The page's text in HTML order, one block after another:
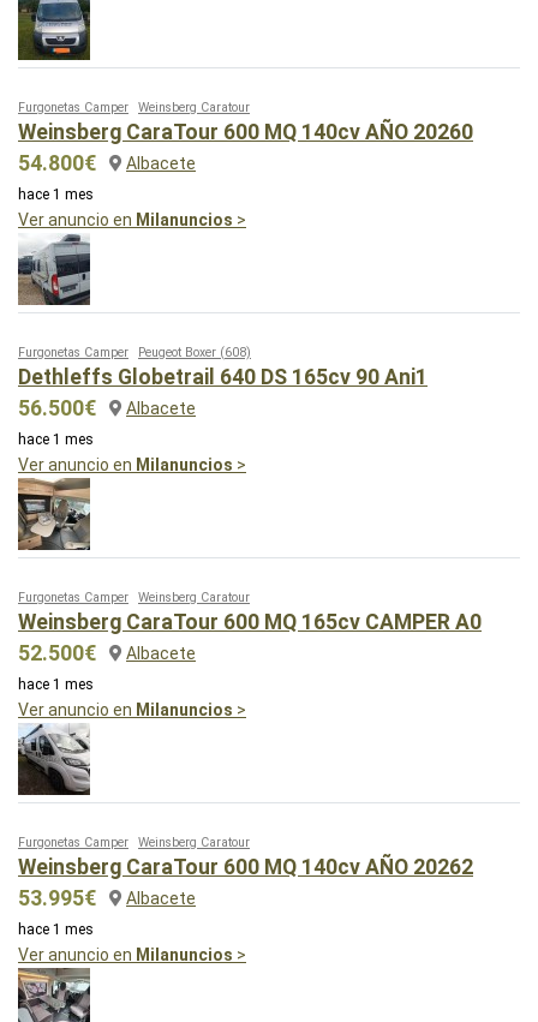
Furgonetas Camper Weinsberg Caratour
Weinsberg CaraTour 600 MQ 140cv AÑO 20260
54.800€
Albacete
hace 1 mes
Ver anuncio en Milanuncios >
Furgonetas Camper Peugeot Boxer (608)
Dethleffs Globetrail 640 DS 165cv 90 Ani1
56.500€
Albacete
hace 1 mes
Ver anuncio en Milanuncios >
Furgonetas Camper Weinsberg Caratour
Weinsberg CaraTour 600 MQ 165cv CAMPER A0
52.500€
Albacete
hace 1 mes
Ver anuncio en Milanuncios >
Furgonetas Camper Weinsberg Caratour
Weinsberg CaraTour 600 MQ 140cv AÑO 20262
53.995€
Albacete
hace 1 mes
Ver anuncio en Milanuncios >